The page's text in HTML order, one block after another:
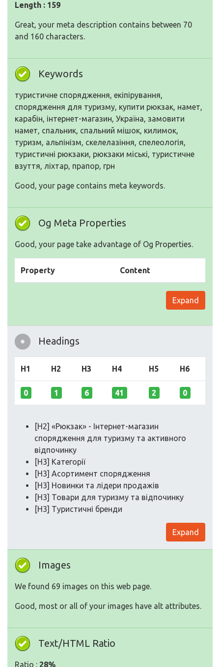
Length : 159
Great, your meta description contains between 70
and 160 characters.
Keywords
туристичне спорядження, екіпірування,
спорядження для туризму, купити рюкзак, намет,
карабін, інтернет-магазин, Україна, замовити
намет, спальник, спальний мішок, килимок,
туризм, альпінізм, скелелазіння, спелеологія,
туристичні рюкзаки, рюкзаки міські, туристичне
взуття, ліхтар, прапор, грн
Good, your page contains meta keywords.
Og Meta Properties
Good, your page take advantage of Og Properties.
Property Content
Expand
Headings
H1 H2 H3 H4 H5 H6
0 1 6 41 2 0
[H2] «Рюкзак» - Інтернет-магазин
спорядження для туризму та активного
відпочинку
[H3] Категорії
[H3] Асортимент спорядження
[H3] Новинки та лідери продажів
[H3] Товари для туризму та відпочинку
[H3] Туристичні бренди
Expand
Images
We found 69 images on this web page.
Good, most or all of your images have alt attributes.
Text/HTML Ratio
Ratio : 28%